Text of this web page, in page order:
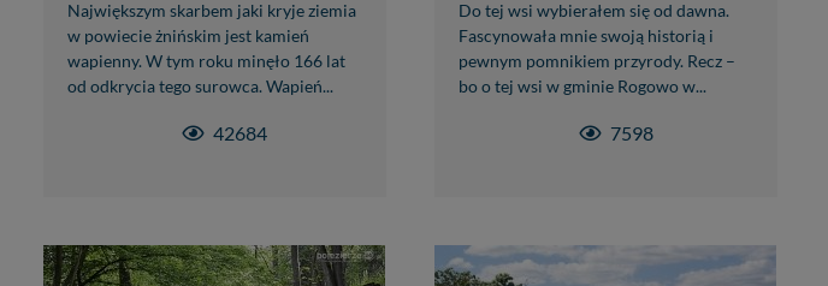
Największym skarbem jaki kryje ziemia
w powiecie żnińskim jest kamień
wapienny. W tym roku minęło 166 lat
od odkrycia tego surowca. Wapień...
42684
Do tej wsi wybierałem się od dawna.
Fascynowała mnie swoją historią i
pewnym pomnikiem przyrody. Recz –
bo o tej wsi w gminie Rogowo w...
7598